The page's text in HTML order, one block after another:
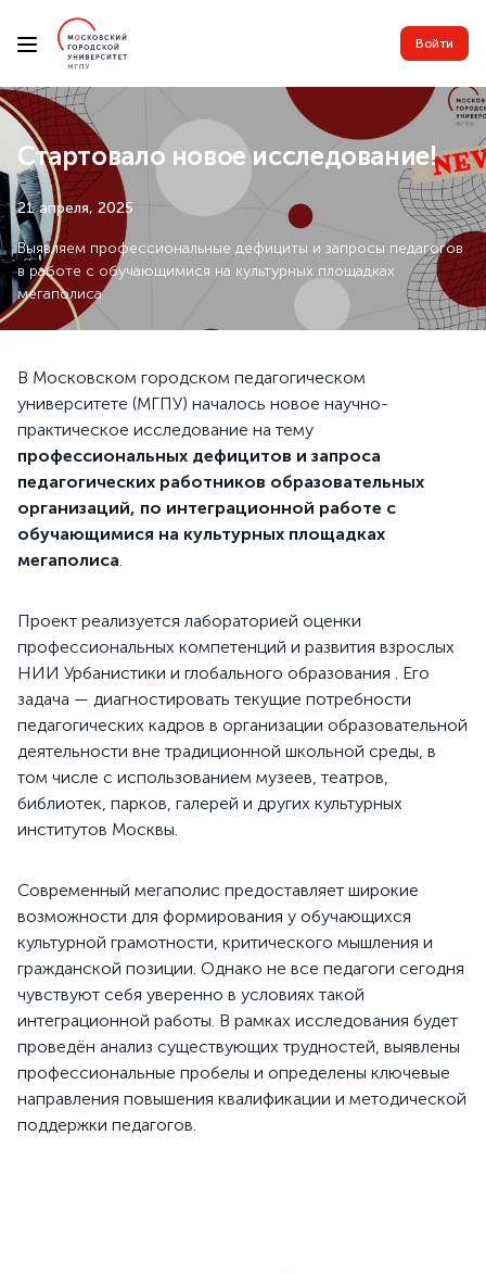
Войти
Стартовало новое исследование!
21 апреля, 2025
Выявляем профессиональные дефициты и запросы педагогов
в работе с обучающимися на культурных площадках
мегаполиса
В Московском городском педагогическом
университете (МГПУ) началось новое научно-
практическое исследование на тему
профессиональных дефицитов и запроса
педагогических работников образовательных
организаций, по интеграционной работе с
обучающимися на культурных площадках
мегаполиса.
Проект реализуется лабораторией оценки
профессиональных компетенций и развития взрослых
НИИ Урбанистики и глобального образования . Его
задача — диагностировать текущие потребности
педагогических кадров в организации образовательной
деятельности вне традиционной школьной среды, в
том числе с использованием музеев, театров,
библиотек, парков, галерей и других культурных
институтов Москвы.
Современный мегаполис предоставляет широкие
возможности для формирования у обучающихся
культурной грамотности, критического мышления и
гражданской позиции. Однако не все педагоги сегодня
чувствуют себя уверенно в условиях такой
интеграционной работы. В рамках исследования будет
проведён анализ существующих трудностей, выявлены
профессиональные пробелы и определены ключевые
направления повышения квалификации и методической
поддержки педагогов.